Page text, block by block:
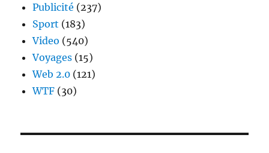
Publicité (237)
Sport (183)
Video (540)
Voyages (15)
Web 2.0 (121)
WTF (30)